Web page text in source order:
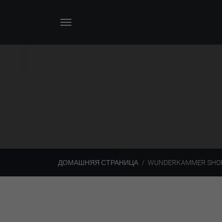
ДОМАШНЯЯ СТРАНИЦА WUNDERKAMMER